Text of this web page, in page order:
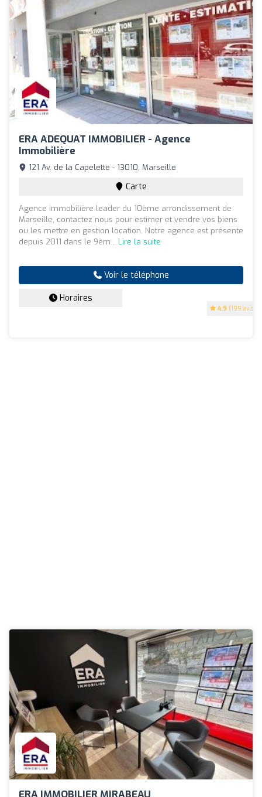
ERA ADEQUAT IMMOBILIER - Agence
Immobilière
4.9 (199 avis)
121 Av. de la Capelette - 13010, Marseille
Carte
Agence immobilière leader du 10ème arrondissement de
Marseille, contactez nous pour estimer et vendre vos biens
ou les mettre en gestion location. Notre agence est présente
depuis 2011 dans le 9èm... Lire la suite
Voir le téléphone
Horaires
ERA IMMOBILIER MIRABEAU